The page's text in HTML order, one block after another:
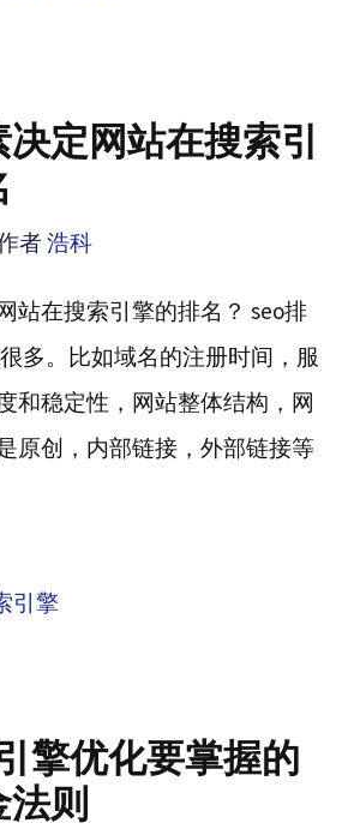
定网站在搜索引
者浩科
站在搜索引擎的排名？ seo排
多。比如域名的注册时间，服
和稳定性，网站整体结构，网
原创，内部链接，外部链接等
引擎
擎优化要掌握的
法则